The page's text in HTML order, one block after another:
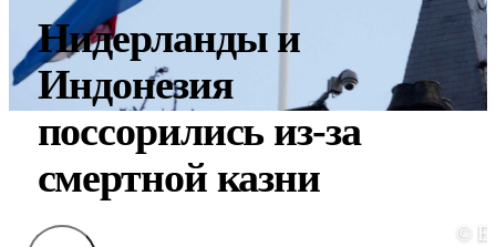
Нидерланды и
Индонезия
поссорились из-за
смертной казни
©